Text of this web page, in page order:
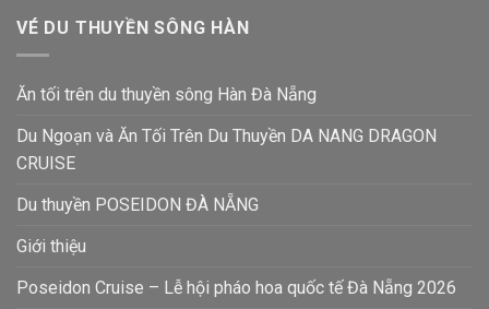
VÉ DU THUYỀN SÔNG HÀN
Ăn tối trên du thuyền sông Hàn Đà Nẵng
Du Ngoạn và Ăn Tối Trên Du Thuyền DA NANG DRAGON
CRUISE
Du thuyền POSEIDON ĐÀ NẴNG
Giới thiệu
Poseidon Cruise – Lễ hội pháo hoa quốc tế Đà Nẵng 2026